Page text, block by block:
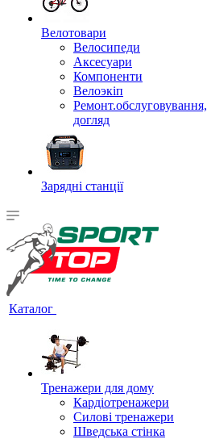
Велотовари
Велосипеди
Аксесуари
Компоненти
Велоэкіп
Ремонт.обслуговування,
догляд
Зарядні станції
Каталог
Тренажери для дому
Кардіотренажери
Силові тренажери
Шведська стінка